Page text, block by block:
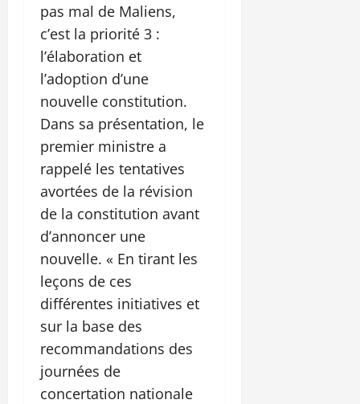
pas mal de Maliens,
c’est la priorité 3 :
l’élaboration et
l’adoption d’une
nouvelle constitution.
Dans sa présentation, le
premier ministre a
rappelé les tentatives
avortées de la révision
de la constitution avant
d’annoncer une
nouvelle. « En tirant les
leçons de ces
différentes initiatives et
sur la base des
recommandations des
journées de
concertation nationale